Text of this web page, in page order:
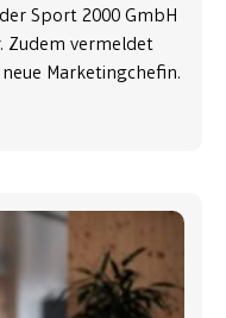
Sport 2000 GmbH
Zudem vermeldet
Marketingchefin.